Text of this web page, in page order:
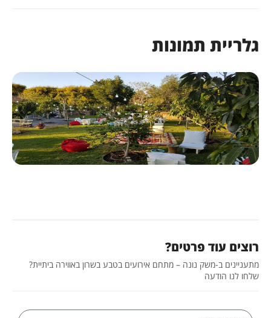
תמונות
עוד פרטים?
ב-משק נונה – מתחם אירועים בטבע בשרון באווירה ביתיית?
לנו הודעה